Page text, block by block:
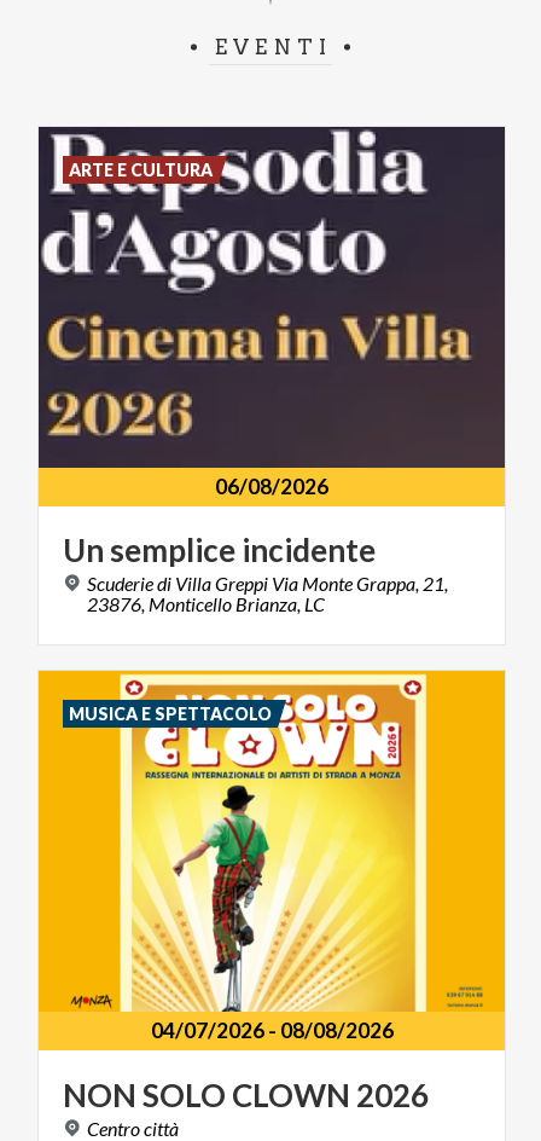
EVENTI
06/08/2026
Un semplice incidente
Scuderie di Villa Greppi Via Monte Grappa, 21,
23876, Monticello Brianza, LC
ARTE E CULTURA
04/07/2026- 08/08/2026
NON SOLO CLOWN 2026
Centrocittà
MUSICA E SPETTACOLO